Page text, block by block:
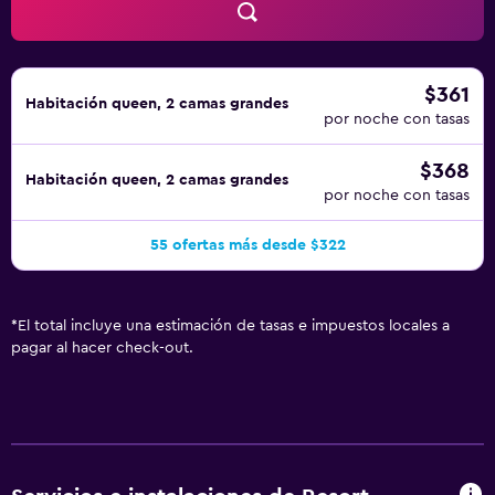
Habitación queen, 2 camas grandes $361
por noche con tasas
Habitación queen, 2 camas grandes $368
por noche con tasas
55 ofertas más desde $322
* El total incluye una estimación de tasas e impuestos locales a
pagar al hacer check-out.